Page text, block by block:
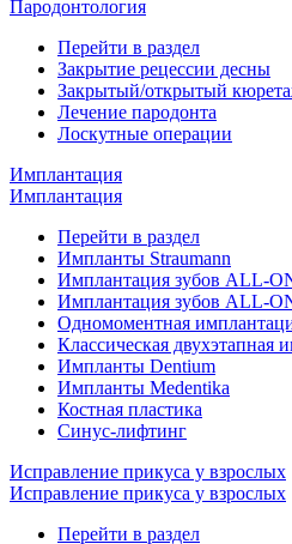
Пародонтология
Перейти в раздел
Закрытие рецессии десны
Закрытый/открытый
Лечение пародонта
Лоскутные операции
Имплантация
Имплантация
Перейти в раздел
Импланты Straumann
Имплантация зубов ALL-
Имплантация зубов ALL-
Одномоментная
Классическая двухэтапная
Импланты Dentium
Импланты Medentika
Костная пластика
Синус-лифтинг
Исправление прикуса у взрослых
Исправление прикуса у взрослых
Перейти в раздел